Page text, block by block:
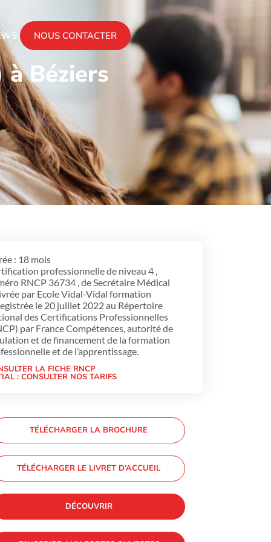
NOUS CONTACTER
Béziers
: 18 mois
professionnelle de niveau 4 ,
RNCP 36734 , de Secrétaire Médical
par Ecole Vidal-Vidal formation
le 20 juillet 2022 au Répertoire
des Certifications Professionnelles
par France Compétences, autorité de
et de financement de la formation
et de l’apprentissage.
LA FICHE RNCP
: CONSULTER NOS TARIFS
TÉLÉCHARGER LA BROCHURE
TÉLÉCHARGER LE LIVRET D’ACCUEIL
DÉCOUVRIR